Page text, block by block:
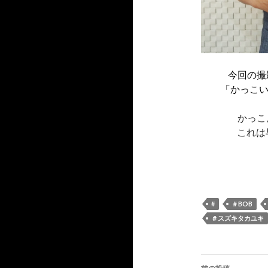
今回の
「かっこ
かっ
これ
#
＃BOB
＃スズキタカユキ